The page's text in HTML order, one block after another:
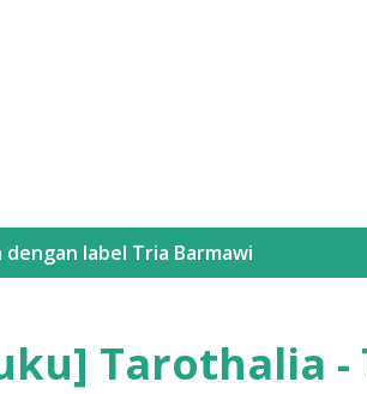
label Tria Barmawi
Tarothalia -